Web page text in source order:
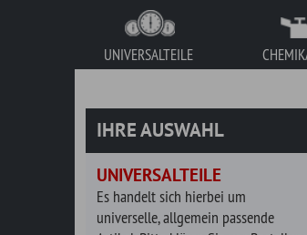
IHRE AUSWAHL
UNIVERSALTEILE
Es handelt sich hierbei um
universelle, allgemein passende
die Passgenauigkeit.
BAUGRUPPEN